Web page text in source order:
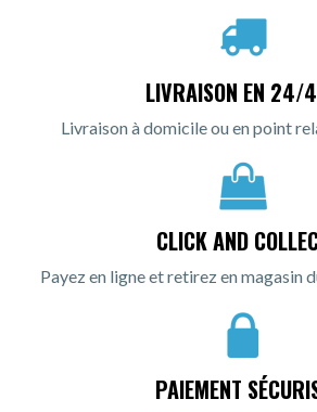
LIVRAISON EN 24/
Livraison à domicile ou en point
CLICK AND
Payez en ligne et retirez en magasin
PAIEMENT